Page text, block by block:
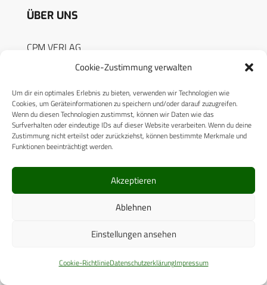
Cookie-Zustimmung verwalten
Um dir ein optimales Erlebnis zu bieten, verwenden wir Technologien wie
Cookies, um Geräteinformationen zu speichern und/oder darauf zuzugreifen.
Wenn du diesen Technologien zustimmst, können wir Daten wie das
Surfverhalten oder eindeutige IDs auf dieser Website verarbeiten. Wenn du deine
Zustimmung nicht erteilst oder zurückziehst, können bestimmte Merkmale und
Funktionen beeinträchtigt werden.
Akzeptieren
Ablehnen
Einstellungen ansehen
Cookie-RichtlinieDatenschutzerklärungImpressum
ÜBER UNS
CPM VERLAG
CPM PUBLICATIONS
CPM EVENTS
KONTAKT
AUTORENHINWEISE
RECHTLICHES
Datenschutzerklärung